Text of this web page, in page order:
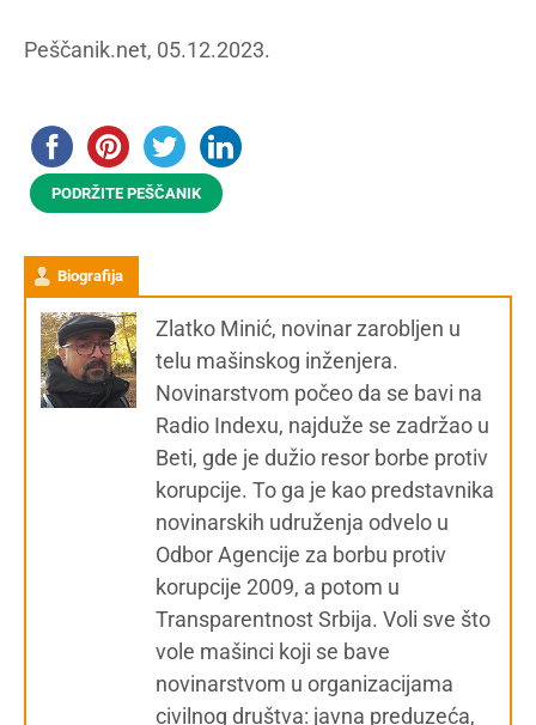
Peščanik.net, 05.12.2023.
PODRŽITE PEŠČANIK
Biografija
Zlatko Minić, novinar zarobljen u
telu mašinskog inženjera.
Novinarstvom počeo da se bavi na
Radio Indexu, najduže se zadržao u
Beti, gde je dužio resor borbe protiv
korupcije. To ga je kao predstavnika
novinarskih udruženja odvelo u
Odbor Agencije za borbu protiv
korupcije 2009, a potom u
Transparentnost Srbija. Voli sve što
vole mašinci koji se bave
novinarstvom u organizacijama
civilnog društva: javna preduzeća,